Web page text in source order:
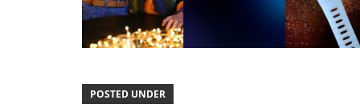
POSTED UNDER